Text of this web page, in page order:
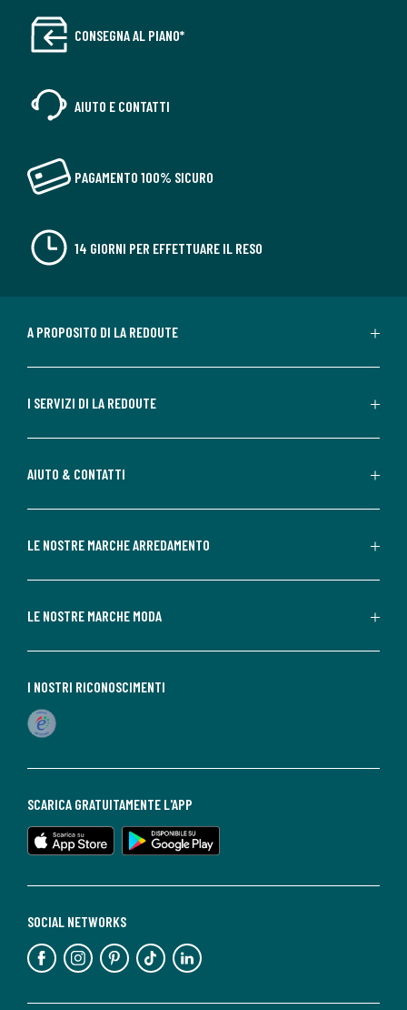
CONSEGNA AL PIANO*
AIUTO E CONTATTI
PAGAMENTO 100% SICURO
14 GIORNI PER EFFETTUARE IL RESO
A PROPOSITO DI LA REDOUTE
I SERVIZI DI LA REDOUTE
AIUTO & CONTATTI
LE NOSTRE MARCHE ARREDAMENTO
LE NOSTRE MARCHE MODA
SOCIAL NETWORKS
SCARICA GRATUITAMENTE L'APP
I NOSTRI RICONOSCIMENTI